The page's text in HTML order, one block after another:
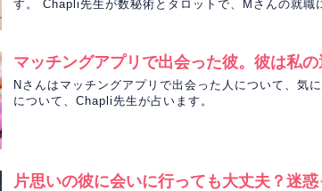
す。 Chapli先生が数秘術とタロットで、Mさんの就職
マッチングアプリで出会った彼。彼は私の
Nさんはマッチングアプリで出会った人について、気
について、Chapli先生が占います。
片思いの彼に会いに行っても大丈夫？迷